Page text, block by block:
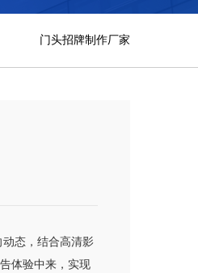
门头招牌制作厂家
态，结合高清影
体验中来，实现